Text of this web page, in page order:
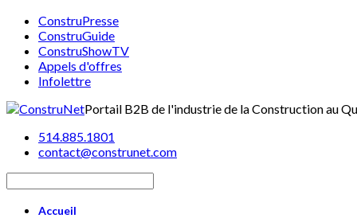
ConstruPresse
ConstruGuide
ConstruShowTV
Appels d'offres
Infolettre
Portail B2B de l'industrie de la Construction au
514.885.1801
contact@construnet.com
Accueil